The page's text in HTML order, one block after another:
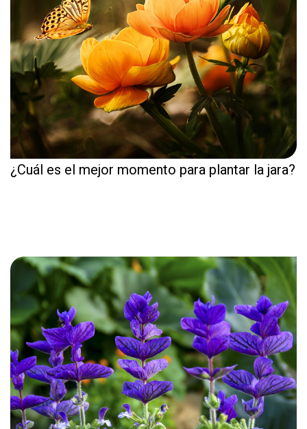
¿Cuál es el mejor momento para plantar la jara?